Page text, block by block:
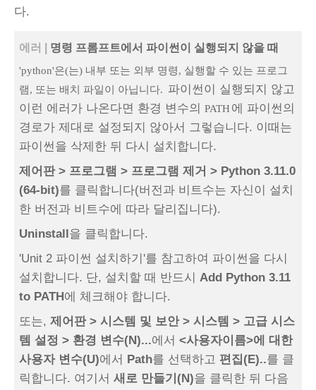
다.
에러 | 명령 프롬프트에서 파이썬이 실행되지 않을 때
'python'은(는) 내부 또는 외부 명령, 실행할 수 있는 프로그
램, 또는 배치 파일이 아닙니다. 파이썬이 실행되지 않고
이런 에러가 나온다면 환경 변수의 PATH에 파이썬의
경로가 제대로 설정되지 않아서 그렇습니다. 이때는
파이썬을 삭제한 뒤 다시 설치합니다.
제어판 > 프로그램 > 프로그램 제거 > Python 3.11.0
(64-bit)를 클릭합니다(버전과 비트수는 자신이 설치
한 버전과 비트수에 따라 달리집니다).
Uninstall을 클릭합니다.
'Unit 2 파이썬 설치하기'를 참고하여 파이썬을 다시
설치합니다. 단, 설치할 때 반드시 Add Python 3.11
to PATH에 체크해야 합니다.
또는, 제어판 > 시스템 및 보안 > 시스템 > 고급 시스
템 설정 > 환경 변수(N)...에서 <사용자이름>에 대한
사용자 변수(U)에서 Path를 선택하고 편집(E)..를 클
릭합니다. 여기서 새로 만들기(N)을 클릭한 뒤 다음